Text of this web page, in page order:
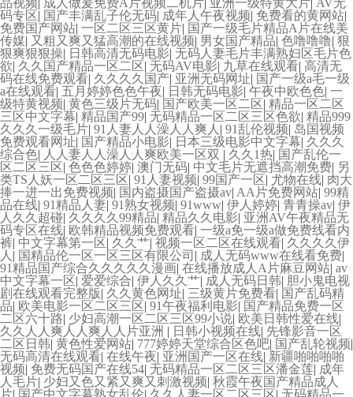
码专区| 国产丰满乱子伦无码| 成年人午夜视频| 免费看的黄网站|
免费国产网站| 一区二区三区黄片| 国产一级毛片精品A片在线美
传媒| 又粗又爽又猛高潮的在线视频| 男女国产精品| 色噜噜噜| 狠
狠爽狠狠操| 日韩高清无码电影| 无码人妻毛片丰满熟妇区毛片色
欲| 久久国产精品一区二区| 无码AV电影| 九草在线观看| 高清无
码在线免费观看| 久久久久国产| 亚洲无码网址| 国产一级a毛一级
a在线观看| 五月婷婷色色午夜| 日韩无码电影| 午夜中欧色色| 一
级特黄视频| 黄色三级片无码| 国产欧美一区二区| 精品一区二区
三区中文字幕| 精品国产99| 无码精品一区二区三区色欲| 精品999
久久久一级毛片| 91人妻人人澡人人爽人 | 91乱伦视频| 岛国视频
免费观看网址| 国产精品小电影| 日本三级电影中文字幕| 久久久
综合色| 人人妻人人澡人人爽欧美一区双 | 久久1热| 国产乱伦一
区二区三区| 色色色婷婷| 澳门无码| 中文毛片无遮挡高潮免费| 另
类TS人妖一区二区三区| 91人妻视频| 99国产一区| 尤物在线| 肉大
捧一进一出免费视频| 国内盗摄国产盗摄av| AA片免费网站| 99精
品在线| 91精品人妻| 91熟女视频| 91www| 伊人婷婷| 青青操av| 伊
人久久超碰| 久久久久99精品| 精品久久电影| 亚洲AV午夜精品无
码专区在线| 欧韩精品视频免费观看| 一级a免一级a做免费线看内
裤| 中文字幕第一区| 久久艹| 视频一区二区在线观看| 久久久久伊
人 | 国精品伦一区一区三区有限公司 | 成人无码www在线看免费|
91精品国产综合久久久久久漫画| 在线播放成人A片麻豆网站| av
中文字幕一区| 爱爱综合| 伊人久久艹| 成人无码日韩| 胆小鬼电视
剧在线观看完整版| 久久黄色网址| 三级黄片免费看| 国产乱码精
品| 欧美电影一区二区三区| 91午夜福利电影| 国产精品免费一区
二区六十路| 少妇高潮一区二区三区99小说| 欧美日韩性爱在线|
久久人人爽人人爽人人片亚洲 | 日韩小视频在线| 先锋影音一区
二区日韩| 黄色性爱网站| 777婷婷天堂综合区色吧| 国产乱轮视频|
无码高清在线观看| 在线午夜| 亚洲国产一区在线| 新疆啪啪啪啪
视频| 免费无码国产在线54| 无码精品一区二区三区潘金莲| 成年
人毛片| 少妇又色又紧又爽又刺激视频| 秋霞午夜国产精品成人
片| 国产中文字幕熟女乱伦| 久久人妻一区二区三区| 无码精品一